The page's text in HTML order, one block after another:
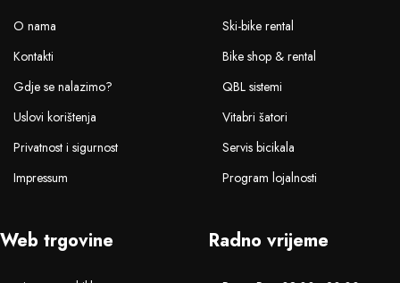
O nama
Kontakti
Gdje se nalazimo?
Uslovi korištenja
Privatnost i sigurnost
Impressum
Ski-bike rental
Bike shop & rental
QBL sistemi
Vitabri šatori
Servis bicikala
Program lojalnosti
Web trgovine Radno vrijeme